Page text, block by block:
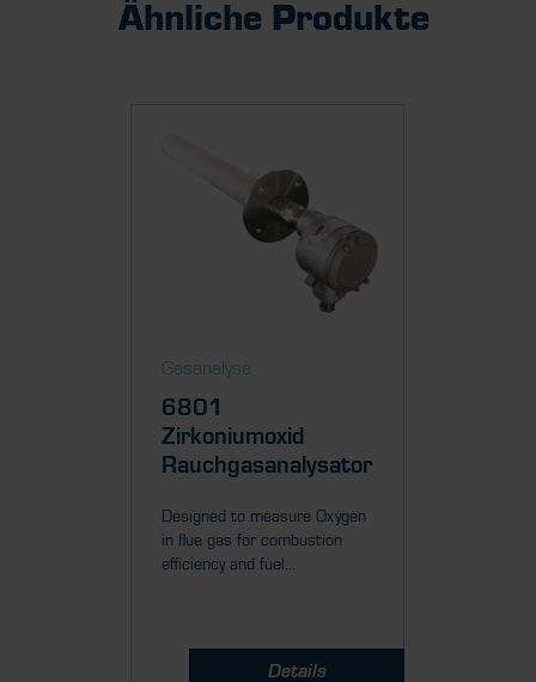
Ähnliche Produkte
Gasanalyse
6801
Zirkoniumoxid
Rauchgasanalysator
Designed to measure Oxygen
in flue gas for combustion
efficiency and fuel...
Details